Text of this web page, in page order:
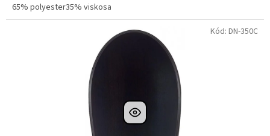
65% polyester35% viskosa
Kód: DN-350C